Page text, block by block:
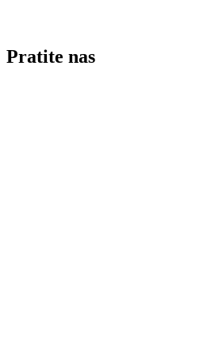
Pratite nas